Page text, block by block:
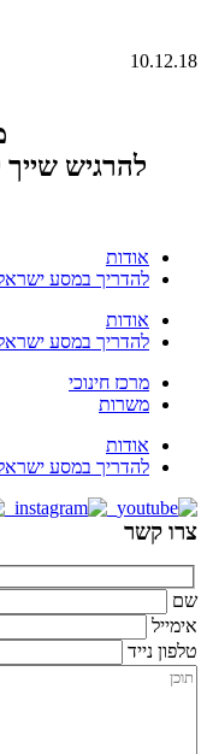
10.12.18
להרגיש
אודות
להדריך במסע
אודות
להדריך במסע
מרכז חינוכי
משרות
אודות
להדריך במסע
צרו קשר
שם
אימייל
טלפון נייד